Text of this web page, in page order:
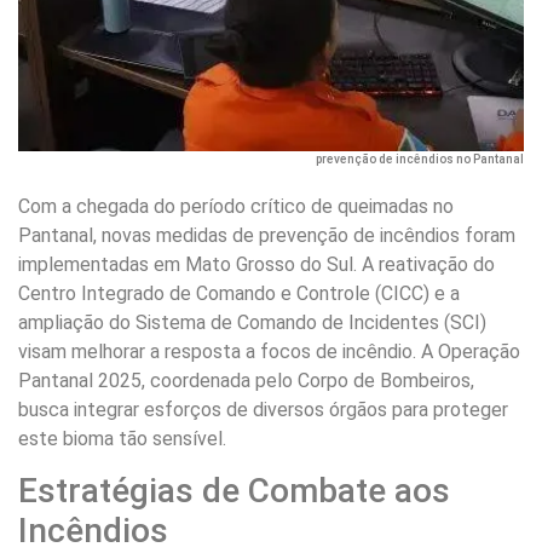
prevenção de incêndios no Pantanal
Com a chegada do período crítico de queimadas no
Pantanal, novas medidas de prevenção de incêndios foram
implementadas em Mato Grosso do Sul. A reativação do
Centro Integrado de Comando e Controle (CICC) e a
ampliação do Sistema de Comando de Incidentes (SCI)
visam melhorar a resposta a focos de incêndio. A Operação
Pantanal 2025, coordenada pelo Corpo de Bombeiros,
busca integrar esforços de diversos órgãos para proteger
este bioma tão sensível.
Estratégias de Combate aos
Incêndios